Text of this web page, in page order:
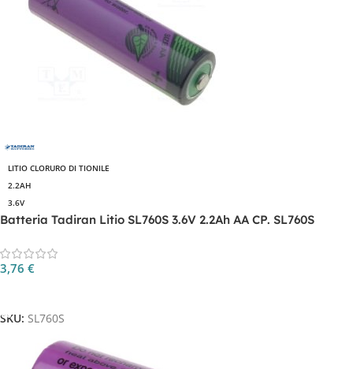
LITIO CLORURO DI TIONILE
2.2AH
3.6V
Batteria Tadiran Litio SL760S 3.6V 2.2Ah AA CP. SL760S
3,76 €
SKU: SL760S